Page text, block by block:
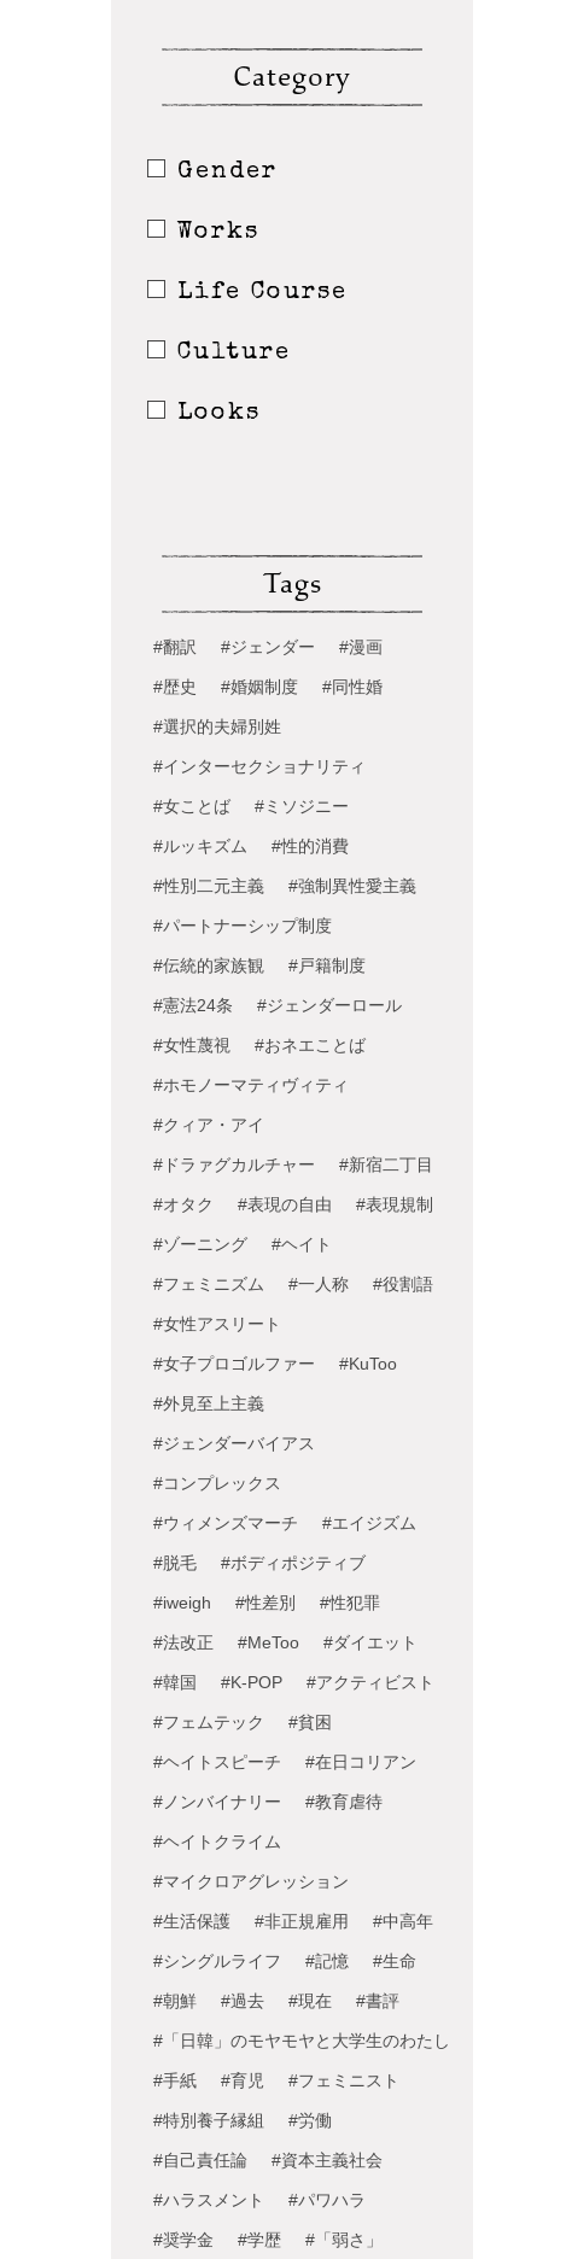
Category
Gender
Works
Life Course
Culture
Looks
Tags
#翻訳 #ジェンダー #漫画
#歴史 #婚姻制度 #同性婚
#選択的夫婦別姓
#インターセクショナリティ
#女ことば #ミソジニー
#ルッキズム #性的消費
#性別二元主義 #強制異性愛主義
#パートナーシップ制度
#伝統的家族観 #戸籍制度
#憲法24条 #ジェンダーロール
#女性蔑視 #おネエことば
#ホモノーマティヴィティ
#クィア・アイ
#ドラァグカルチャー #新宿二丁目
#オタク #表現の自由 #表現規制
#ゾーニング #ヘイト
#フェミニズム #一人称 #役割語
#女性アスリート
#女子プロゴルファー #KuToo
#外見至上主義
#ジェンダーバイアス
#コンプレックス
#ウィメンズマーチ #エイジズム
#脱毛 #ボディポジティブ
#iweigh #性差別 #性犯罪
#法改正 #MeToo #ダイエット
#韓国 #K-POP #アクティビスト
#フェムテック #貧困
#ヘイトスピーチ #在日コリアン
#ノンバイナリー #教育虐待
#ヘイトクライム
#マイクロアグレッション
#生活保護 #非正規雇用 #中高年
#シングルライフ #記憶 #生命
#朝鮮 #過去 #現在 #書評
#「日韓」のモヤモヤと大学生のわたし
#手紙 #育児 #フェミニスト
#特別養子縁組 #労働
#自己責任論 #資本主義社会
#ハラスメント #パワハラ
#奨学金 #学歴 #「弱さ」